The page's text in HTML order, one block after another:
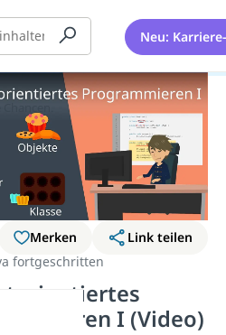
Neu:
Merken
Link teilen
fortgeschritten
I (Video)